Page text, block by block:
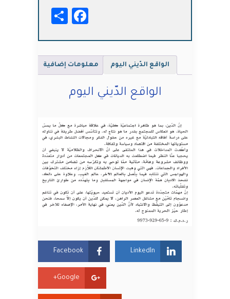
Facebook
الواقع الدّيني اليوم معلومات إضافية
الواقع الدّيني اليوم
Facebook LinkedIn
Google+